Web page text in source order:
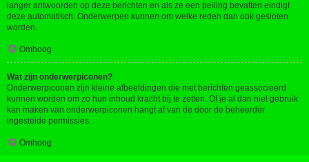
langer antwoorden op deze berichten en als ze een peiling bevatten eindigt
deze automatisch. Onderwerpen kunnen om welke reden dan ook gesloten
worden.
Omhoog
Wat zijn onderwerpiconen?
Onderwerpiconen zijn kleine afbeeldingen die met berichten geassocieerd
kunnen worden om zo hun inhoud kracht bij te zetten. Of je al dan niet gebruik
kan maken van onderwerpiconen hangt af van de door de beheerder
ingestelde permissies.
Omhoog